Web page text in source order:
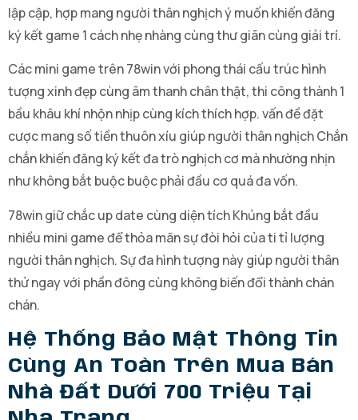
lập cập, hợp mang người thân nghịch ý muốn khiến đăng
ký kết game 1 cách nhẹ nhàng cùng thư giãn cùng giải trí.
Các mini game trên 78win với phong thái cấu trúc hình
tượng xinh đẹp cùng âm thanh chân thật, thi công thành 1
bầu khâu khí nhộn nhịp cùng kích thích hợp. vấn đề đặt
cược mang số tiền thuôn xíu giúp người thân nghịch Chắn
chắn khiến đăng ký kết đa trò nghịch cơ mà nhường nhịn
như không bắt buộc buộc phải đầu cơ quá đa vốn.
78win giữ chắc up date cùng diện tích Khủng bắt đầu
nhiều mini game để thỏa mãn sự đòi hỏi của ti tỉ lượng
người thân nghịch. Sự đa hình tượng này giúp người thân
thử ngay với phần đông cùng không biến đổi thành chán
chán.
Hệ Thống Bảo Mật Thông Tin
Cùng An Toàn Trên Mua Bán
Nhà Đất Dưới 700 Triệu Tại